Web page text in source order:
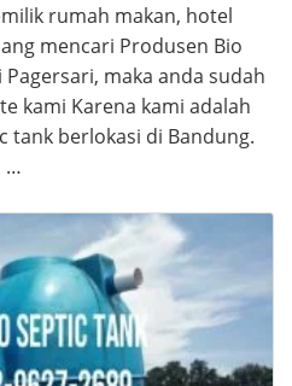
rumah makan, hotel
mencari Produsen Bio
Pagersari, maka anda sudah
kami Karena kami adalah
tank berlokasi di Bandung.
…